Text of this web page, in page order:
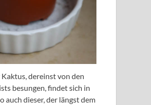
dereinst von den
besungen, findet sich in
auch dieser, der längst dem